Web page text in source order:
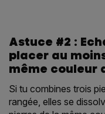
Astuce #2 :
placer au
même couleur
Si tu combines trois
rangée, elles se